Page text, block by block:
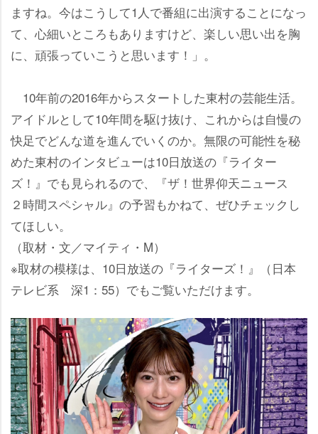
ますね。今はこうして1人で番組に出演することになっ
て、心細いところもありますけど、楽しい思い出を胸
に、頑張っていこうと思います！」。
10年前の2016年からスタートした東村の芸能生活。
アイドルとして10年間を駆け抜け、これからは自慢の
快足でどんな道を進んでいくのか。無限の可能性を秘
めた東村のインタビューは10日放送の『ライター
ズ！』でも見られるので、『ザ！世界仰天ニュース
２時間スペシャル』の予習もかねて、ぜひチェックし
てほしい。
（取材・文／マイティ・M）
※取材の模様は、10日放送の『ライターズ！』（日本
テレビ系 深1：55）でもご覧いただけます。